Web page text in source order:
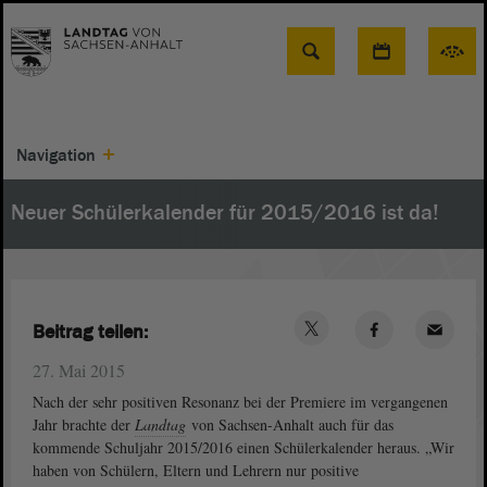
Suche
Navigation
Neuer Schülerkalender für 2015/2016 ist da!
27. Mai 2015
Nach der sehr positiven Resonanz bei der Premiere im vergangenen
Jahr brachte der Landtag von Sachsen-Anhalt auch für das
kommende Schuljahr 2015/2016 einen Schülerkalender heraus. „Wir
haben von Schülern, Eltern und Lehrern nur positive
Beitrag teilen: